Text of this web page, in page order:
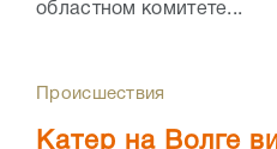
областном комитете...
Происшествия
Катер на Волге